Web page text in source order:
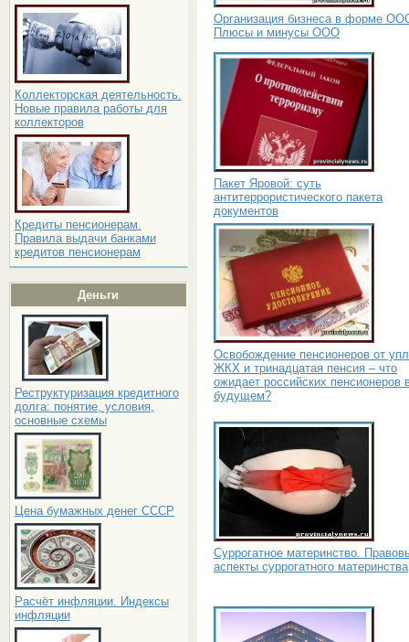
Коллекторская деятельность.
Новые правила работы для
коллекторов
Кредиты пенсионерам.
Правила выдачи банками
кредитов пенсионерам
Деньги
Реструктуризация кредитного
долга: понятие, условия,
основные схемы
Цена бумажных денег СССР
Расчёт инфляции. Индексы
инфляции
Организация бизнеса в форме
Плюсы и минусы ООО
Пакет Яровой: суть
антитеррористического пакета
документов
Освобождение пенсионеров от
ЖКХ и тринадцатая пенсия – что
ожидает российских пенсионеров
будущем?
Суррогатное материнство.
аспекты суррогатного материнства